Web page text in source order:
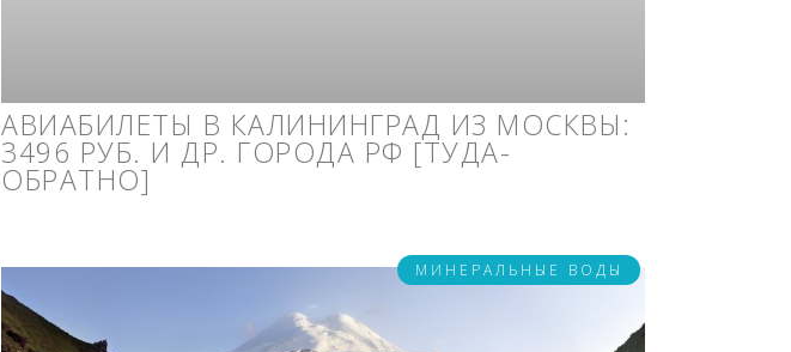
АВИАБИЛЕТЫ В КАЛИНИНГРАД ИЗ МОСКВЫ:
3496 РУБ. И ДР. ГОРОДА РФ [ТУДА-
ОБРАТНО]
МИНЕРАЛЬНЫЕ ВОДЫ